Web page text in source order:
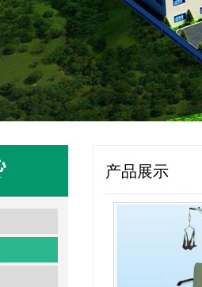
产品展示